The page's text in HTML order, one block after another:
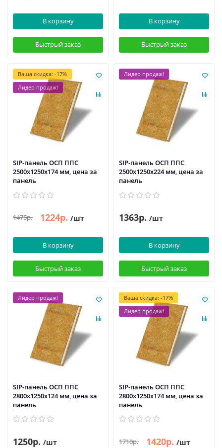
В корзину
Быстрый заказ
В корзину
Быстрый заказ
Ваша скидка: -17%
Лидер продаж!
SIP-панель ОСП ППС
2500х1250х174 мм, цена за
панель
1475р. 1224р. /шт
В корзину
Быстрый заказ
Лидер продаж!
SIP-панель ОСП ППС
2500х1250х224 мм, цена за
панель
1363р. /шт
В корзину
Быстрый заказ
Лидер продаж!
SIP-панель ОСП ППС
2800х1250х124 мм, цена за
панель
1250р. /шт
Ваша скидка: -17%
Лидер продаж!
SIP-панель ОСП ППС
2800х1250х174 мм, цена за
панель
1710р. 1420р. /шт